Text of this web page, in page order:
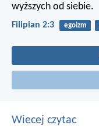
wyższych od siebie.
Filipian 2:3 egoizm
Wiecej czytac